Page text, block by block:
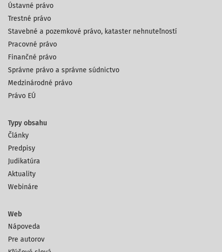
Ústavné právo
Trestné právo
Stavebné a pozemkové právo, kataster nehnuteľností
Pracovné právo
Finančné právo
Správne právo a správne súdnictvo
Medzinárodné právo
Právo EÚ
Typy obsahu
Články
Predpisy
Judikatúra
Aktuality
Webináre
Web
Nápoveda
Pre autorov